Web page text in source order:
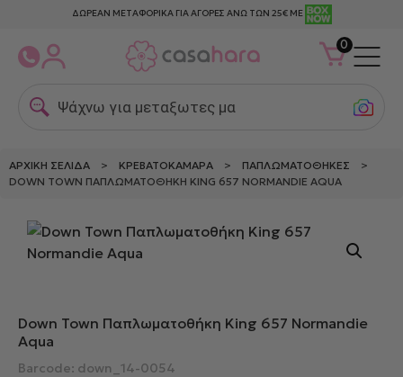
ΔΩΡΕΑΝ ΜΕΤΑΦΟΡΙΚΑ ΓΙΑ ΑΓΟΡΕΣ ΑΝΩ ΤΩΝ 25€ ΜΕ
0
Ψάχνω για μεταξωτες μαξιλ
ΑΡΧΙΚΉ ΣΕΛΊΔΑ > ΚΡΕΒΑΤΟΚΆΜΑΡΑ > ΠΑΠΛΩΜΑΤΟΘΉΚΕΣ >
DOWN TOWN ΠΑΠΛΩΜΑΤΟΘΉΚΗ KING 657 NORMANDIE AQUA
Down Town Παπλωματοθήκη King 657 Normandie
Aqua
Barcode: down_14-0054